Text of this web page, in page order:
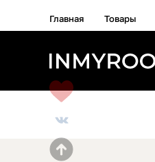
Главная Товары